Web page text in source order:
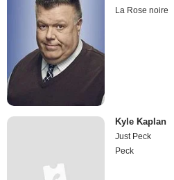
La Rose noire
Kyle Kaplan
Just Peck
Peck